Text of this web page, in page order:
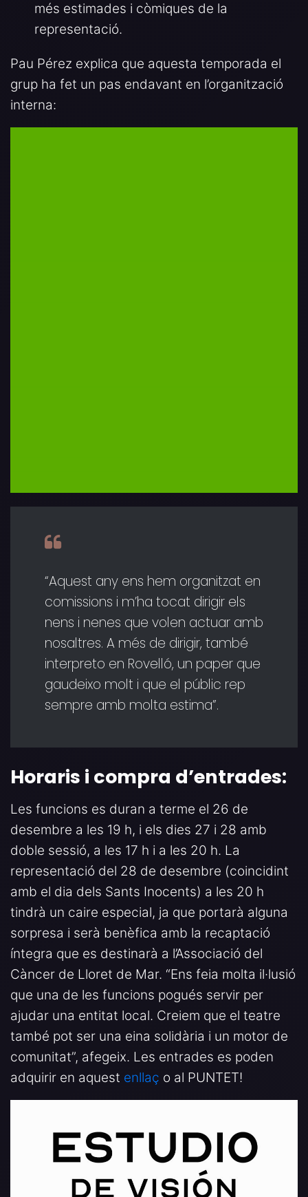
més estimades i còmiques de la
representació.
Pau Pérez explica que aquesta temporada el
grup ha fet un pas endavant en l’organització
interna:
“Aquest any ens hem organitzat en
comissions i m’ha tocat dirigir els
nens i nenes que volen actuar amb
nosaltres. A més de dirigir, també
interpreto en Rovelló, un paper que
gaudeixo molt i que el públic rep
sempre amb molta estima”.
Horaris i compra d’entrades:
Les funcions es duran a terme el 26 de
desembre a les 19 h, i els dies 27 i 28 amb
doble sessió, a les 17 h i a les 20 h. La
representació del 28 de desembre (coincidint
amb el dia dels Sants Inocents) a les 20 h
tindrà un caire especial, ja que portarà alguna
sorpresa i serà benèfica amb la recaptació
íntegra que es destinarà a l’Associació del
Càncer de Lloret de Mar. “Ens feia molta il·lusió
que una de les funcions pogués servir per
ajudar una entitat local. Creiem que el teatre
també pot ser una eina solidària i un motor de
comunitat”, afegeix. Les entrades es poden
adquirir en aquest enllaç o al PUNTET!